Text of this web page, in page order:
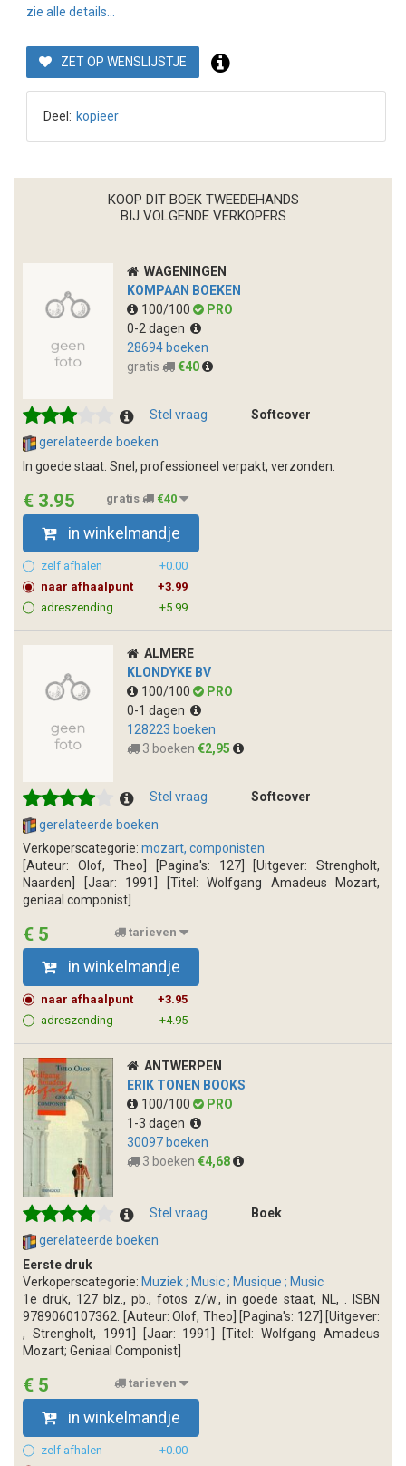
zie alle details...
ZET OP WENSLIJSTJE
Deel: kopieer
KOOP DIT BOEK TWEEDEHANDS
BIJ VOLGENDE VERKOPERS
WAGENINGEN
KOMPAAN BOEKEN
100/100
PRO
0-2 dagen
28694 boeken
gratis
€40
Stel vraag
Softcover
gerelateerde boeken
In goede staat. Snel, professioneel verpakt, verzonden.
€ 3.95 gratis €40
in winkelmandje
zelf afhalen
+0.00
naar afhaalpunt
+3.99
adreszending
+5.99
ALMERE
KLONDYKE BV
100/100
PRO
0-1 dagen
128223 boeken
3 boeken €2,95
Stel vraag
Softcover
gerelateerde boeken
Verkoperscategorie: mozart, componisten
[Auteur: Olof, Theo] [Pagina's: 127] [Uitgever: Strengholt,
Naarden] [Jaar: 1991] [Titel: Wolfgang Amadeus Mozart,
geniaal componist]
€ 5 tarieven
in winkelmandje
naar afhaalpunt
+3.95
adreszending
+4.95
ANTWERPEN
ERIK TONEN BOOKS
100/100
PRO
1-3 dagen
30097 boeken
3 boeken €4,68
Stel vraag
Boek
gerelateerde boeken
Eerste druk
Verkoperscategorie: Muziek ; Music ; Musique ; Music
1e druk, 127 blz., pb., fotos z/w., in goede staat, NL, . ISBN
9789060107362. [Auteur: Olof, Theo] [Pagina's: 127] [Uitgever:
, Strengholt, 1991] [Jaar: 1991] [Titel: Wolfgang Amadeus
Mozart; Geniaal Componist]
€ 5 tarieven
in winkelmandje
zelf afhalen
+0.00